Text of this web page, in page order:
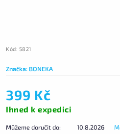
Kód: 5821
Značka: BONEKA
399 Kč
Ihned k expedici
Můžeme doručit do: 10.8.2026